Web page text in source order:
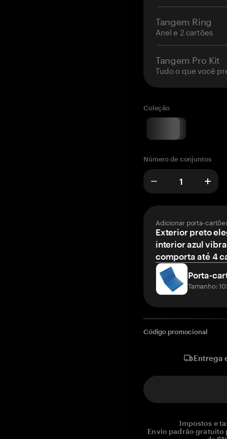
Tangem Ring
Anel e 2 cartões
Tangem Pro Kit
Tudo o que você
Coleção
Número de conjuntos
Adicionar porta-
Exterior preto
interior azul
comporta até 4
Porta-
Tamanho:
Código promocional
Entrega
Impostos e
Envio padrão gratuito